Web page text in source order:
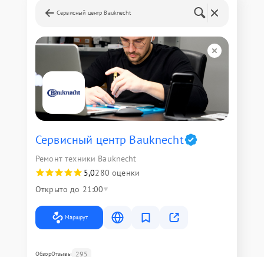
Сервисный центр Bauknecht
Сервисный центр Bauknecht
Ремонт техники Bauknecht
5,0280 оценки
Открыто до 21:00
Маршрут
ОбзорОтзывы 295